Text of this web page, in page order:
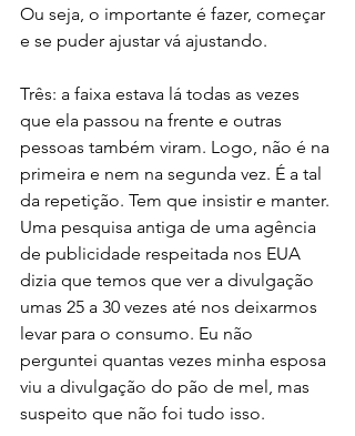
Ou seja, o importante é fazer, começar
e se puder ajustar vá ajustando.
Três: a faixa estava lá todas as vezes
que ela passou na frente e outras
pessoas também viram. Logo, não é na
primeira e nem na segunda vez. É a tal
da repetição. Tem que insistir e manter.
Uma pesquisa antiga de uma agência
de publicidade respeitada nos EUA
dizia que temos que ver a divulgação
umas 25 a 30 vezes até nos deixarmos
levar para o consumo. Eu não
perguntei quantas vezes minha esposa
viu a divulgação do pão de mel, mas
suspeito que não foi tudo isso.